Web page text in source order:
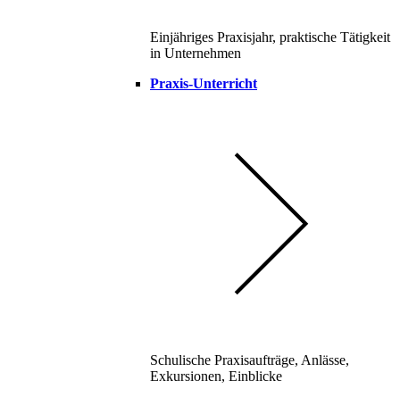
Einjähriges Praxisjahr, praktische Tätigkeit
in Unternehmen
Praxis-Unterricht
Schulische Praxisaufträge, Anlässe,
Exkursionen, Einblicke